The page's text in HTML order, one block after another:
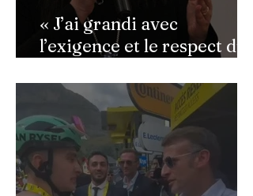
dollars
« J’ai grandi avec
l’exigence et le respect du
répond aux critiques et
défend l’hommage rendu à
son père au Québec